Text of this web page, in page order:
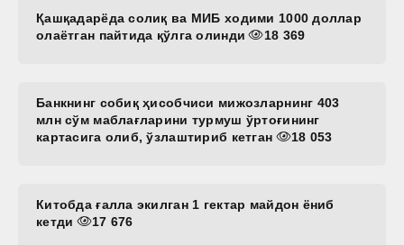
Қашқадарёда солиқ ва МИБ ходими 1000 доллар
олаётган пайтида қўлга олинди
18 369
Банкнинг собиқ ҳисобчиси мижозларнинг 403
млн сўм маблағларини турмуш ўртоғининг
картасига олиб, ўзлаштириб кетган
18 053
Китобда ғалла экилган 1 гектар майдон ёниб
кетди
17 676